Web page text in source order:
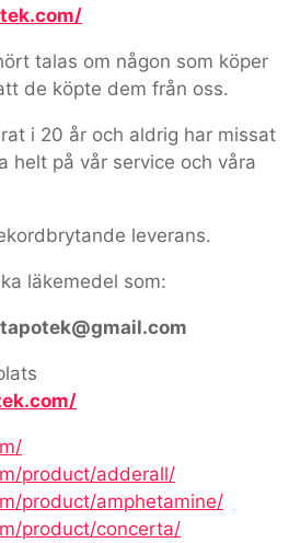
talas om någon som köper
de köpte dem från oss.
i 20 år och aldrig har missat
helt på vår service och våra
leverans.
läkemedel som:
product/adderall/
product/amphetamine/
product/concerta/